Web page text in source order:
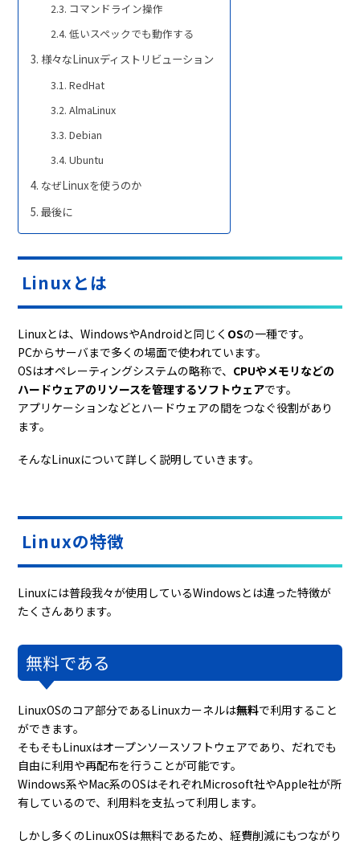
コマンドライン操作
低いスペックでも動作する
様々なLinuxディストリビューション
RedHat
AlmaLinux
Debian
Ubuntu
なぜLinuxを使うのか
最後に
Linuxとは
Linuxとは、WindowsやAndroidと同じく OSの一種です。
PCからサーバまで多くの場面で使われています。
OSはオペレーティングシステムの略称で、 CPUやメモリなどの
ハードウェアのリソースを管理するソフトウェアです。
アプリケーションなどとハードウェアの間をつなぐ役割があり
ます。
そんなLinuxについて詳しく説明していきます。
Linuxの特徴
Linuxには普段我々が使用しているWindowsとは違った特徴が
たくさんあります。
無料である
LinuxOSのコア部分であるLinuxカーネルは無料で利用すること
ができます。
そもそもLinuxはオープンソースソフトウェアであり、だれでも
自由に利用や再配布を行うことが可能です。
Windows系やMac系のOSはそれぞれMicrosoft社やApple社が所
有しているので、利用料を支払って利用します。
しかし多くのLinuxOSは無料であるため、経費削減にもつながり